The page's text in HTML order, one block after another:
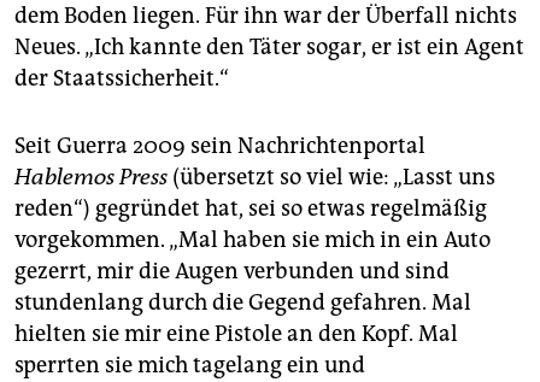
dem Boden liegen. Für ihn war der Überfall nichts
Neues. „Ich kannte den Täter sogar, er ist ein Agent
der Staatssicherheit.“
Seit Guerra 2009 sein Nachrichtenportal
Hablemos Press (übersetzt so viel wie: „Lasst uns
reden“) gegründet hat, sei so etwas regelmäßig
vorgekommen. „Mal haben sie mich in ein Auto
gezerrt, mir die Augen verbunden und sind
stundenlang durch die Gegend gefahren. Mal
hielten sie mir eine Pistole an den Kopf. Mal
sperrten sie mich tagelang ein und